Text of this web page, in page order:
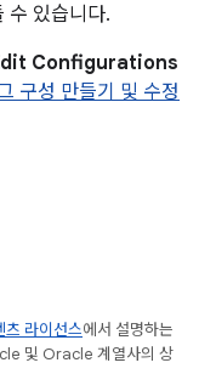
수 있습니다.
Configurations
구성 만들기 및 수정
츠 라이선스에서 설명하는
및 Oracle 계열사의 상